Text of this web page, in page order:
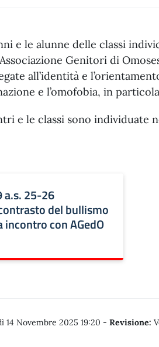
e le alunne delle classi
Genitori di
all’identità e
e l’omofobia, in
e le classi sono individuate
a.s. 25-26 Prevenzione e
a.s. 25-26
del bullismo
incontro con AGedO
14 Novembre 2025 19:20 - Revisione: